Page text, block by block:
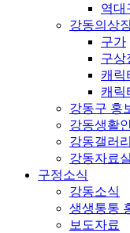
역대
강동의상
구가
구상
캐릭
캐릭
강동구 홍
강동생활
강동갤러리
강동자료실
구정소식
강동소식
생생통통
보도자료